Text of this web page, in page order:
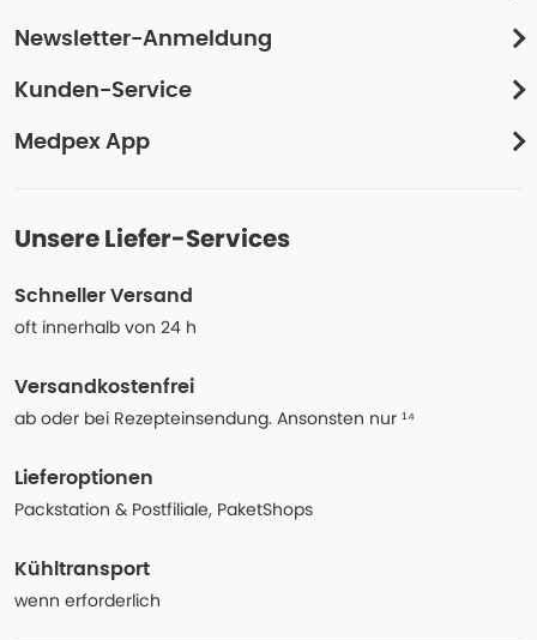
Newsletter-Anmeldung
Kunden-Service
Medpex App
Unsere Liefer-Services
Schneller Versand
oft innerhalb von 24 h
Versandkostenfrei
ab oder bei Rezepteinsendung. Ansonsten nur ¹⁴
Lieferoptionen
Packstation & Postfiliale, PaketShops
Kühltransport
wenn erforderlich